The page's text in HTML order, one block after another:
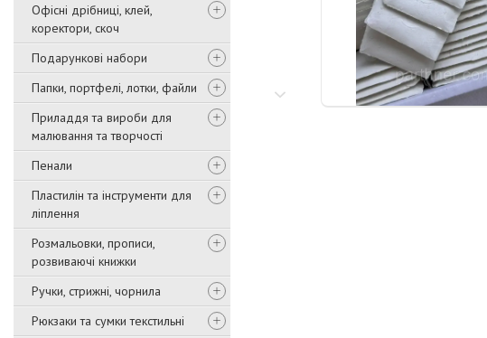
Офісні дрібниці, клей,
коректори, скоч
Подарункові набори
Папки, портфелі, лотки, файли
Приладдя та вироби для
малювання та творчості
Пенали
Пластилін та інструменти для
ліплення
Розмальовки, прописи,
розвиваючі книжки
Ручки, стрижні, чорнила
Рюкзаки та сумки текстильні